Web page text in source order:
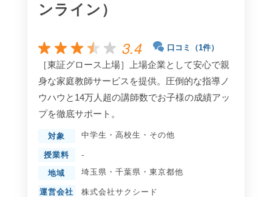
ンライン）
3.4 口コミ（1件）
［東証グロース上場］上場企業として安心で親
身な家庭教師サービスを提供。圧倒的な指導ノ
ウハウと14万人超の講師数でお子様の成績アッ
プを徹底サポート。
対象 中学生 ・ 高校生 ・ その他
授業料 -
地域 埼玉県 ・ 千葉県 ・ 東京都他
運営会社
株式会社サクシード